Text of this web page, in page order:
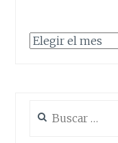
Archivos